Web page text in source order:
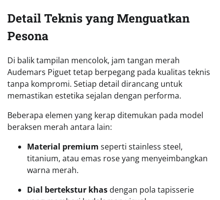
Detail Teknis yang Menguatkan
Pesona
Di balik tampilan mencolok, jam tangan merah
Audemars Piguet tetap berpegang pada kualitas teknis
tanpa kompromi. Setiap detail dirancang untuk
memastikan estetika sejalan dengan performa.
Beberapa elemen yang kerap ditemukan pada model
beraksen merah antara lain:
Material premium seperti stainless steel,
titanium, atau emas rose yang menyeimbangkan
warna merah.
Dial bertekstur khas dengan pola tapisserie